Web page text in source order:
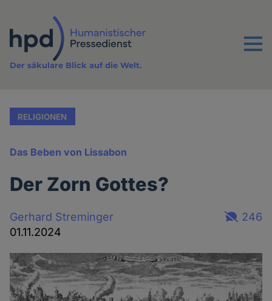
Inhalt
Menu
Der säkulare Blick auf die Welt.
RELIGIONEN
Das Beben von Lissabon
Der Zorn Gottes?
Gerhard Streminger
01.11.2024
246